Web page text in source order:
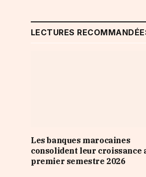
LECTURES
Les banques marocaines
consolident leur croissance
premier semestre 2026